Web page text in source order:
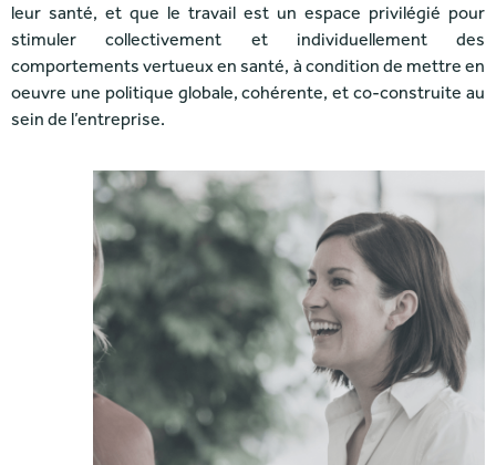
leur santé, et que le travail est un espace privilégié pour
stimuler collectivement et individuellement des
comportements vertueux en santé, à condition de mettre en
oeuvre une politique globale, cohérente, et co-construite au
sein de l’entreprise.